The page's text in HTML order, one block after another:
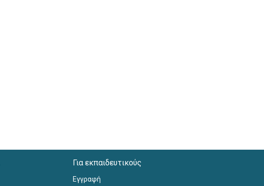
Για εκπαιδευτικούς
Εγγραφή